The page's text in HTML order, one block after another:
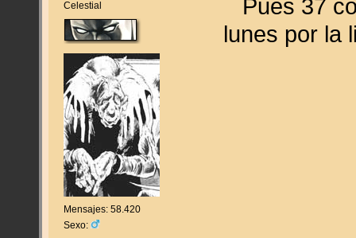
Celestial
Mensajes: 58.420
Sexo:
Pues 37
lunes por la